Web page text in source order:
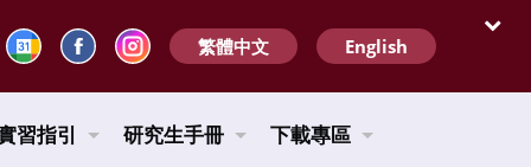
繁體中文 English
習指引 研究生手冊 下載專區